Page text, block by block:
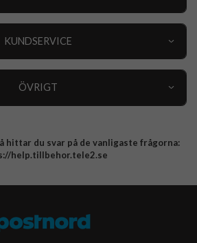
KUNDSERVICE
ÖVRIGT
hittar du svar på de vanligaste frågorna:
help.tillbehor.tele2.se